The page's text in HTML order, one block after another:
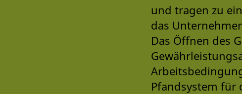
und tragen zu
das
Das Öffnen des
Pfandsystem für